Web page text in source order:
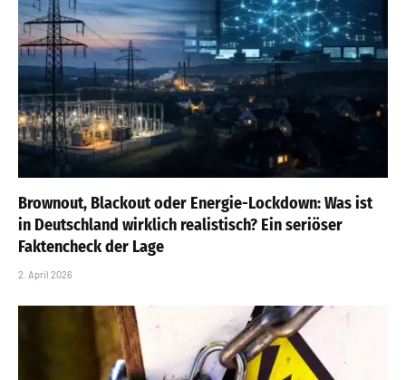
Brownout, Blackout oder Energie-Lockdown: Was ist
in Deutschland wirklich realistisch? Ein seriöser
Faktencheck der Lage
2. April 2026